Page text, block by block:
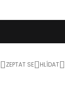
ZEPTAT SE HLÍDAT